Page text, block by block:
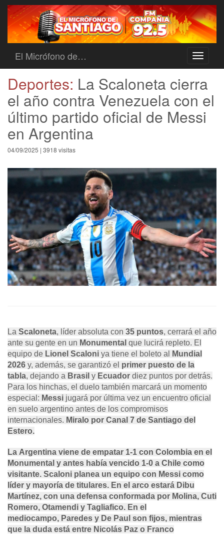
Toggle
El Micrófono de…
Deportes: La Scaloneta cierra
el año contra Venezuela con el
último partido oficial de Messi
en Argentina
04/09/2025 | 3918 visitas
La Scaloneta, líder absoluta con 35 puntos, cerrará el año
ante su gente en un Monumental que lucirá repleto. El
equipo de Lionel Scaloni ya tiene el boleto al
Mundial
2026 y, además, se garantizó el primer puesto de la
tabla, dejando a Brasil y Ecuador diez puntos por detrás.
Para los hinchas, el duelo también marcará un momento
especial: Messi jugará por última vez un encuentro oficial
en suelo argentino antes de los compromisos
internacionales. Miralo por Canal 7 de Santiago del
Estero.
La Argentina viene de empatar 1-1 con Colombia en el
Monumental y antes había vencido 1-0 a Chile como
visitante. Scaloni planea un equipo con Messi como
líder y mayoría de titulares. En el arco estará Dibu
Martínez, con una defensa conformada por Molina, Cuti
Romero, Otamendi y Tagliafico. En el
mediocampo, Paredes y De Paul son fijos, mientras
que la duda está entre Nicolás Paz o Franco